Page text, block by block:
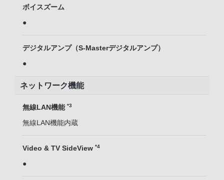
ボイスズーム
●
デジタルアンプ（S-Masterデジタルアンプ）
●
ネットワーク機能
無線LAN機能 *3
無線LAN機能内蔵
Video & TV SideView *4
●